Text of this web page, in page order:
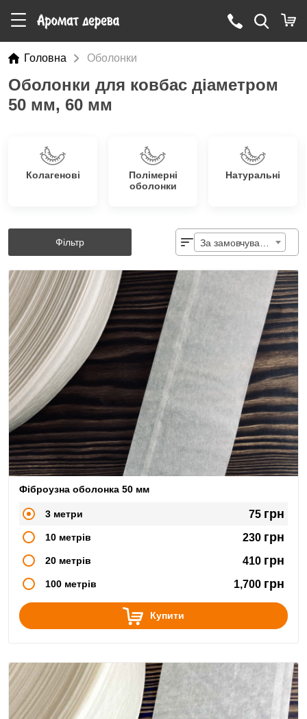
Головна Оболонки
Оболонки для ковбас діаметром
50 мм, 60 мм
Колагенові
Полімерні
оболонки
Натуральні
Фільтр
Фіброузна оболонка 50 мм
3 метри 75 грн
10 метрів 230 грн
20 метрів 410 грн
100 метрів 1,700 грн
Купити